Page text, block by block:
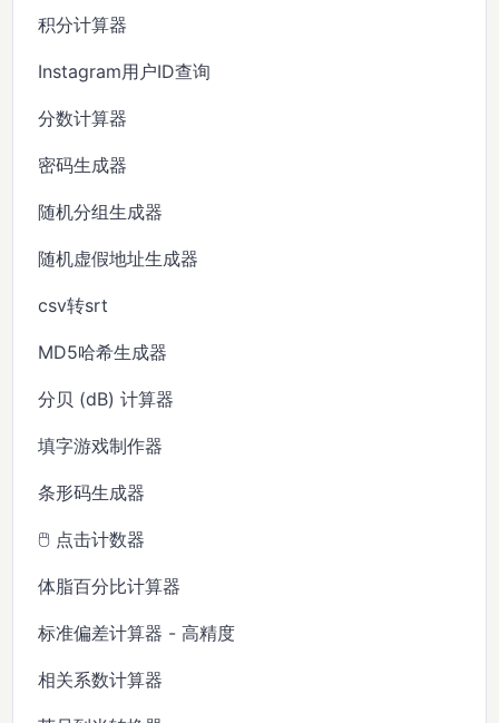
积分计算器
Instagram用户ID查询
分数计算器
密码生成器
随机分组生成器
随机虚假地址生成器
csv转srt
MD5哈希生成器
分贝 (dB) 计算器
填字游戏制作器
条形码生成器
🖱️ 点击计数器
体脂百分比计算器
标准偏差计算器 - 高精度
相关系数计算器